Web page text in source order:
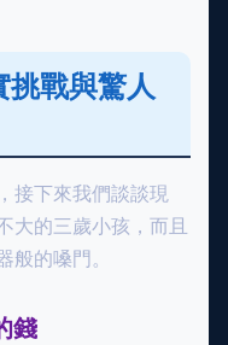
挑戰與驚人
接下來我們談談現
大的三歲小孩，而且
的嗓門。
錢